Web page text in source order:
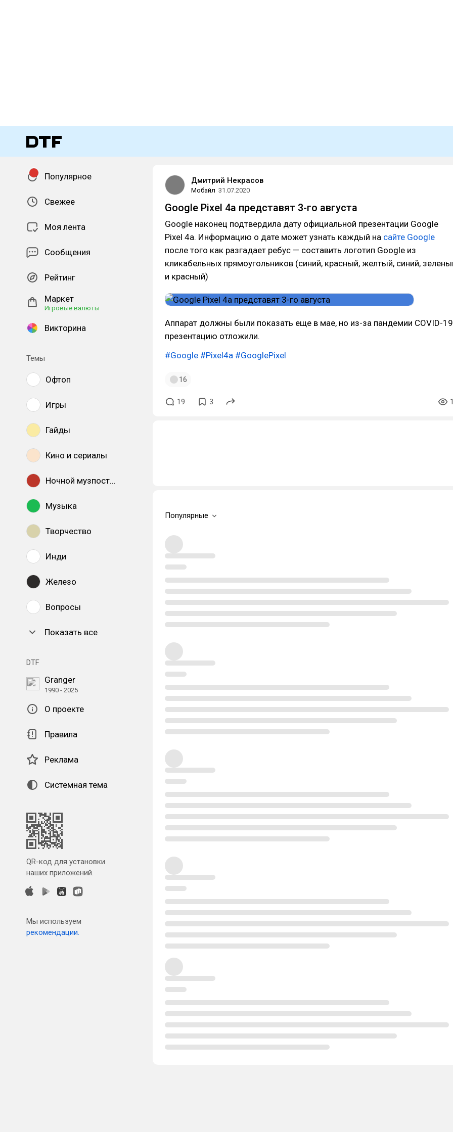
Популярное
Свежее
Моя лента
Сообщения
Рейтинг
Маркет
Игровые валюты
Викторина
Темы
Офтоп
Игры
Гайды
Кино и сериалы
Ночной музпостинг
Музыка
Творчество
Инди
Железо
Вопросы
Показать все
DTF
Granger
1990 - 2025
О проекте
Правила
Реклама
Системная тема
QR-код для установки
наших приложений.
Мы используем
рекомендации.
Дмитрий Некрасов
Мобайл 31.07.2020
Google Pixel 4a представят 3-го августа
Google наконец подтвердила датy официальной презентации Google
Pixel 4a. Информацию о дате может узнать каждый на сайте Google
после того как разгадает ребус — составить логотип Google из
кликабельных прямоугольников (синий, красный, желтый, синий,
и красный)
Аппарат должны были показать еще в мае, но из-за пандемии COVID-19
презентацию отложили.
#Google #Pixel4a #GooglePixel
16
19 3
Популярные